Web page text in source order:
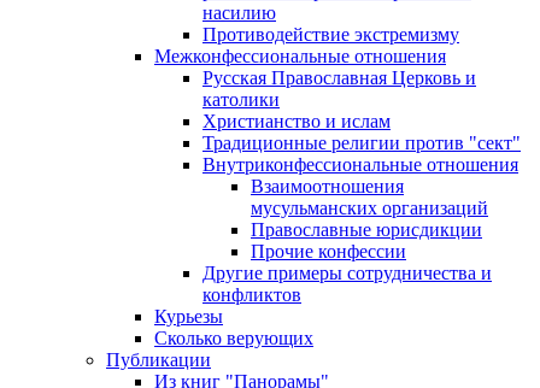
насилию
Противодействие экстремизму
Межконфессиональные отношения
Русская Православная Церковь и
католики
Христианство и ислам
Традиционные религии против "сект"
Внутриконфессиональные отношения
Взаимоотношения
мусульманских организаций
Православные юрисдикции
Прочие конфессии
Другие примеры сотрудничества и
конфликтов
Курьезы
Сколько верующих
Публикации
Из книг "Панорамы"